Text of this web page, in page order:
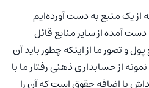
از یک منبع به دست آورده‌ایم
آمده از سایر منابع قائل
و تصور ما از اینکه چطور باید آن
از حسابداری ذهنی رفتار ما با
یا اضافه حقوق است که آن را